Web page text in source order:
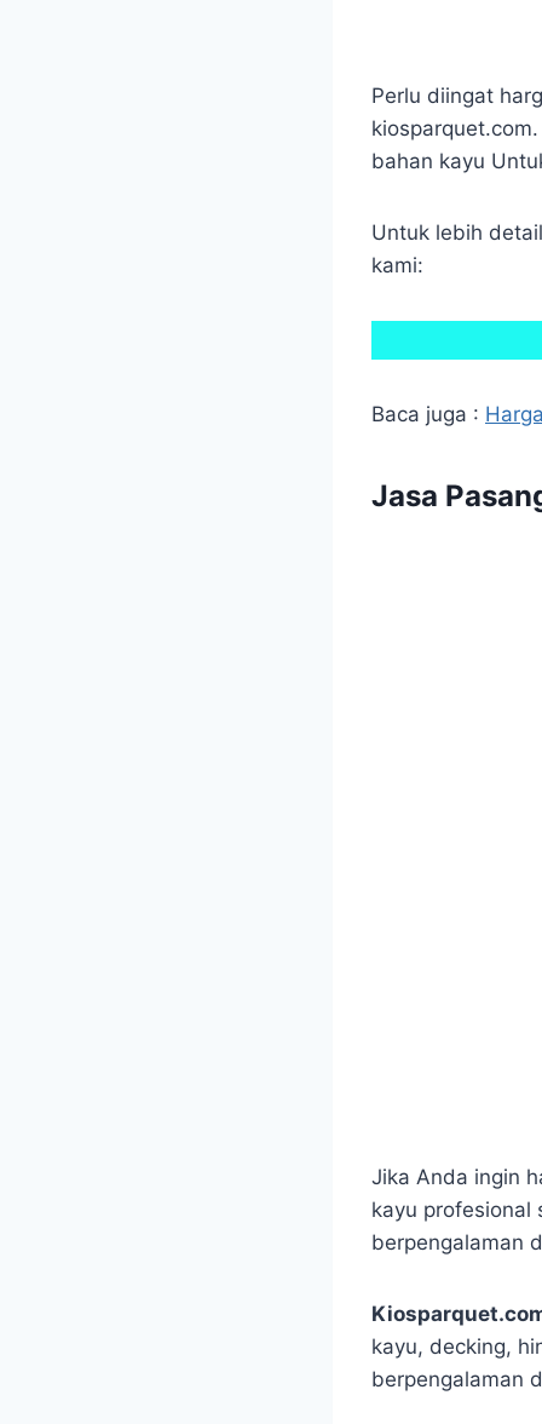
Perlu diingat
bahan kayu
Untuk lebih
kami:
Baca juga :
Jasa
Jika Anda ingin
kayu profesional
berpengalaman
kayu, decking,
berpengalaman